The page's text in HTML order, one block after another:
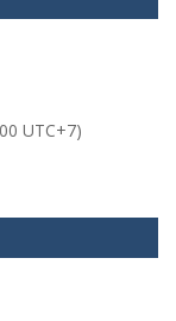
UTC+7)